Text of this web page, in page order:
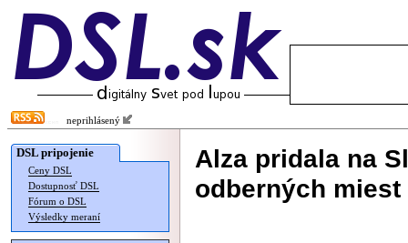
neprihlásený
DSL pripojenie
Ceny DSL
Dostupnosť DSL
Fórum o DSL
Výsledky meraní
Alza pridala na
odberných miest